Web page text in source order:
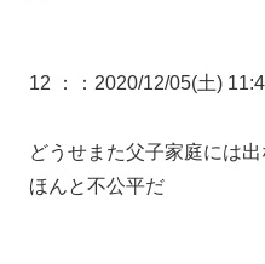
12 ： ：2020/12/05(土)
どうせまた父子家庭には出
ほんと不公平だ